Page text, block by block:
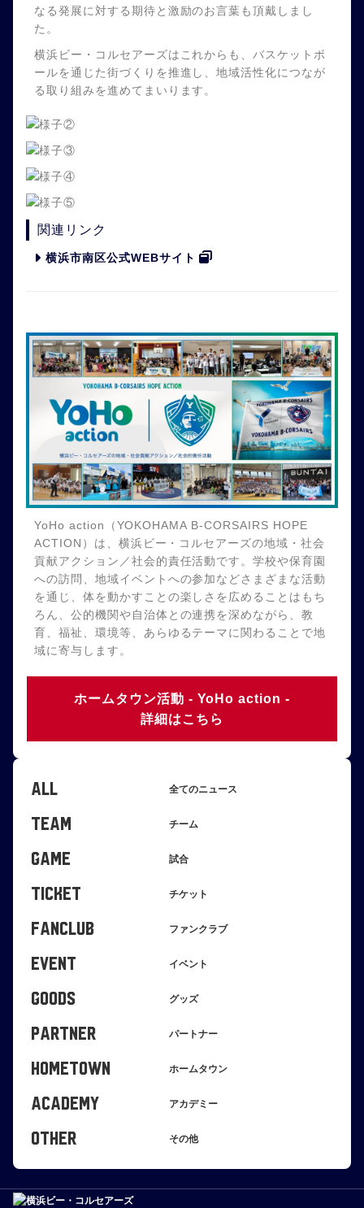
なる発展に対する期待と激励のお言葉も頂戴しまし
た。
横浜ビー・コルセアーズはこれからも、バスケットボ
ールを通じた街づくりを推進し、地域活性化につなが
る取り組みを進めてまいります。
関連リンク
横浜市南区公式WEBサイト
YoHo action（YOKOHAMA B-CORSAIRS HOPE
ACTION）は、横浜ビー・コルセアーズの地域・社会
貢献アクション／社会的責任活動です。学校や保育園
への訪問、地域イベントへの参加などさまざまな活動
を通じ、体を動かすことの楽しさを広めることはもち
ろん、公的機関や自治体との連携を深めながら、教
育、福祉、環境等、あらゆるテーマに関わることで地
域に寄与します。
ホームタウン活動 - YoHo action -
詳細はこちら
ALL 全てのニュース
TEAM チーム
GAME 試合
TICKET チケット
FANCLUB ファンクラブ
EVENT イベント
GOODS グッズ
PARTNER パートナー
HOMETOWN ホームタウン
ACADEMY アカデミー
OTHER その他